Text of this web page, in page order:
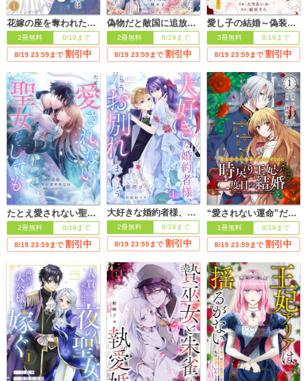
花嫁の座を奪われた忌み姫は楽しい亡命生活はじめます！
2冊無料 8/19まで
8/19 23:59まで 割引中
偽物だと敵国に追放されましたが、どうやら本物の聖女は私のようです。
2冊無料 8/19まで
8/19 23:59まで 割引中
愛し子の結婚～偽装契約なのにエリート騎士様が甘すぎる～
3冊無料 8/19まで
8/19 23:59まで 割引中
たとえ愛されない聖女だとしても
2冊無料 8/19まで
8/19 23:59まで 割引中
大好きな婚約者様、もうお別れしましょう。
2冊無料 8/19まで
8/19 23:59まで 割引中
“愛されない運命”だったはずなのに～時戻り王妃の二度目の結婚～
1冊無料 8/19まで
8/19 23:59まで 割引中